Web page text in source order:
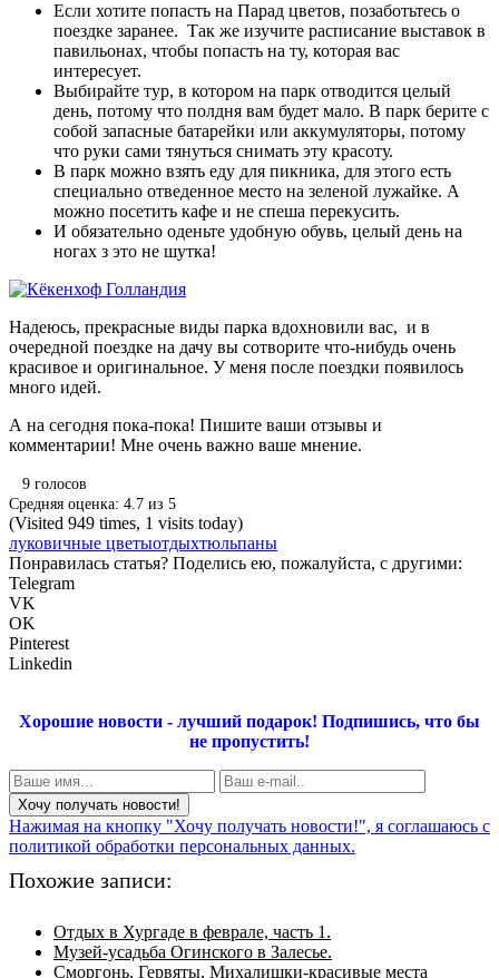
Если хотите попасть на Парад цветов, позаботьтесь о
поездке заранее. Так же изучите расписание выставок в
павильонах, чтобы попасть на ту, которая вас
интересует.
Выбирайте тур, в котором на парк отводится целый
день, потому что полдня вам будет мало. В парк берите с
собой запасные батарейки или аккумуляторы, потому
что руки сами тянуться снимать эту красоту.
В парк можно взять еду для пикника, для этого есть
специально отведенное место на зеленой лужайке. А
можно посетить кафе и не спеша перекусить.
И обязательно оденьте удобную обувь, целый день на
ногах з это не шутка!
Надеюсь, прекрасные виды парка вдохновили вас, и в
очередной поездке на дачу вы сотворите что-нибудь очень
красивое и оригинальное. У меня после поездки появилось
много идей.
А на сегодня пока-пока! Пишите ваши отзывы и
комментарии! Мне очень важно ваше мнение.
9 голосов
Средняя оценка: 4.7 из 5
(Visited 949 times, 1 visits today)
луковичные цветыотдыхтюльпаны
Понравилась статья? Поделись ею, пожалуйста, с другими:
Telegram
VK
OK
Pinterest
Linkedin
Хорошие новости - лучший подарок! Подпишись, что бы
не пропустить!
Нажимая на кнопку "Хочу получать новости!", я соглашаюсь с
политикой обработки персональных данных.
Похожие записи:
Отдых в Хургаде в феврале, часть 1.
Музей-усадьба Огинского в Залесье.
Сморгонь, Гервяты, Михалишки-красивые места